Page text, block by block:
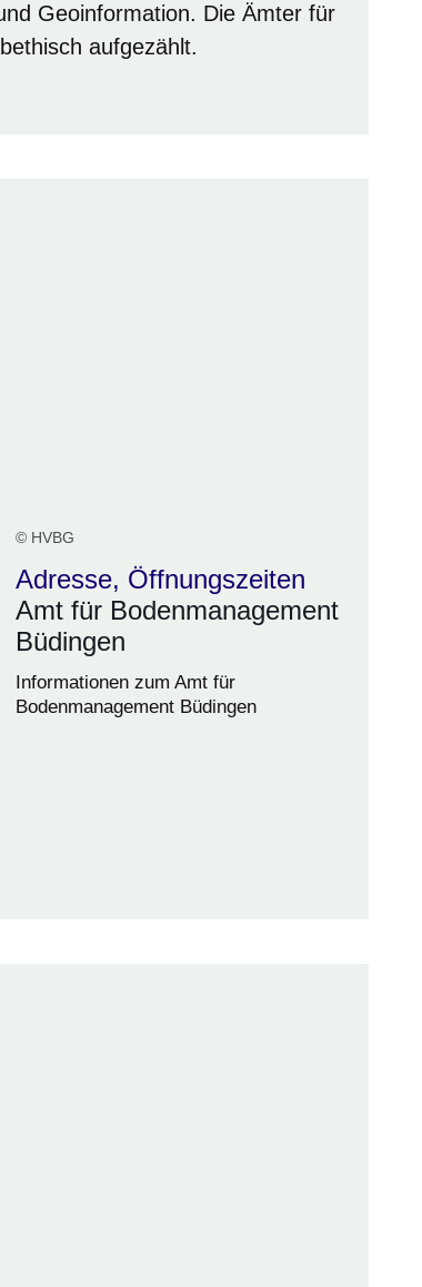
Geoinformation. Die Ämter für
aufgezählt.
© HVBG
Adresse, Öffnungszeiten
Amt für Bodenmanagement
Büdingen
Informationen zum Amt für
Bodenmanagement Büdingen